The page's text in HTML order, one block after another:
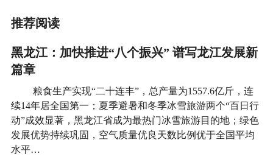
推荐阅读
黑龙江：加快推进“八个振兴” 谱写龙江发展新
篇章
粮食生产实现“二十连丰”，总产量为1557.6亿斤，连
续14年居全国第一；夏季避暑和冬季冰雪旅游两个“百日行
动”成效显著，黑龙江省成为最热门冰雪旅游目的地；绿色
发展优势持续巩固，空气质量优良天数比例优于全国平均
水平…